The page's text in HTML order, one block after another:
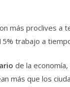
más proclives a
trabajo a
de la
más que los